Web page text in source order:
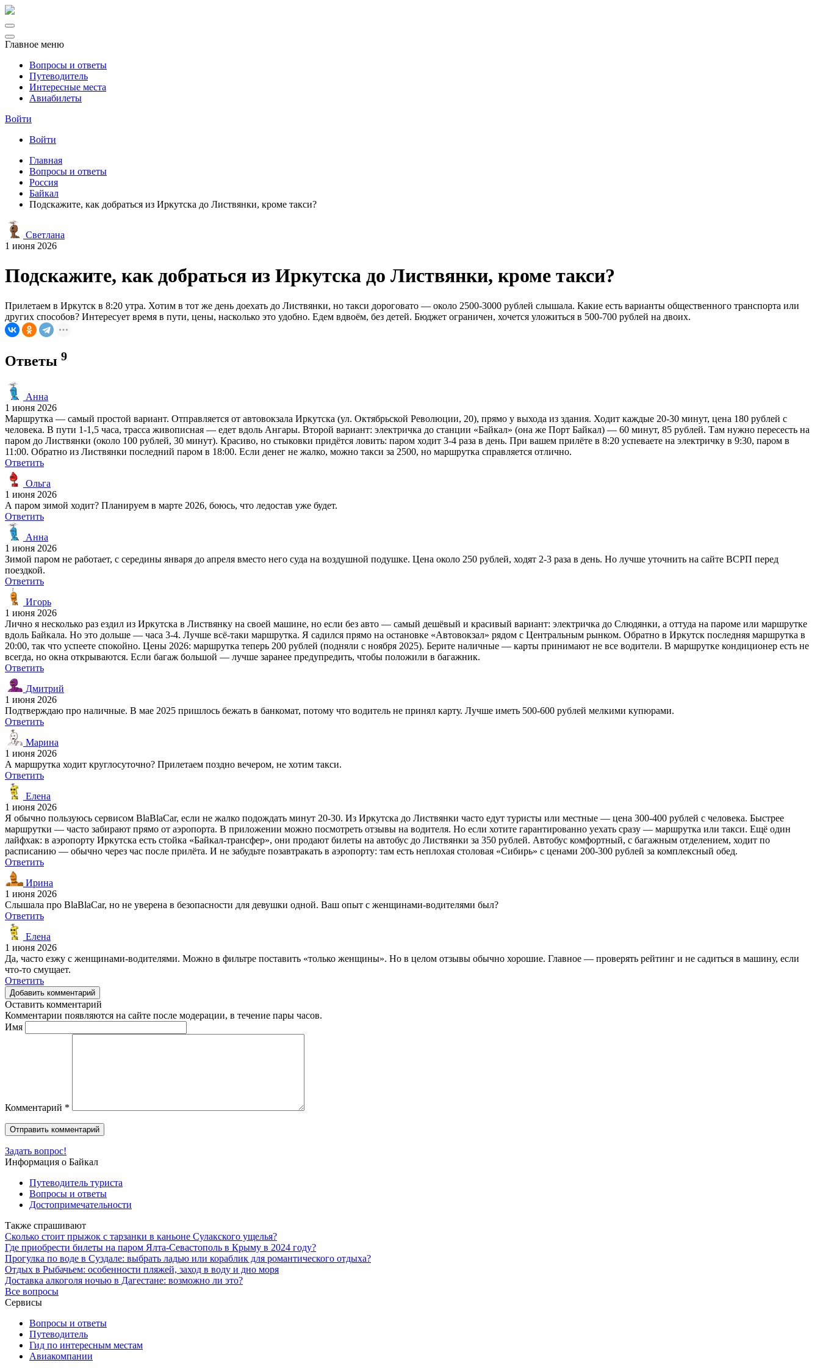
Главное меню
Вопросы и ответы
Путеводитель
Интересные места
Авиабилеты
Войти
Войти
Главная
Вопросы и ответы
Россия
Байкал
Подскажите, как добраться из Иркутска до Листвянки, кроме такси?
Светлана
1 июня 2026
Подскажите, как добраться из Иркутска до Листвянки, кроме такси?
Прилетаем в Иркутск в 8:20 утра. Хотим в тот же день доехать до Листвянки, но такси дороговато — около 2500-3000 рублей слышала. Какие есть варианты общественного транспорта или
других способов? Интересует время в пути, цены, насколько это удобно. Едем вдвоём, без детей. Бюджет ограничен, хочется уложиться в 500-700 рублей на двоих.
Ответы 9
Анна
1 июня 2026
Маршрутка — самый простой вариант. Отправляется от автовокзала Иркутска (ул. Октябрьской Революции, 20), прямо у выхода из здания. Ходит каждые 20-30 минут, цена 180 рублей с
человека. В пути 1-1,5 часа, трасса живописная — едет вдоль Ангары. Второй вариант: электричка до станции «Байкал» (она же Порт Байкал) — 60 минут, 85 рублей. Там нужно пересесть на
паром до Листвянки (около 100 рублей, 30 минут). Красиво, но стыковки придётся ловить: паром ходит 3-4 раза в день. При вашем прилёте в 8:20 успеваете на электричку в 9:30, паром в
11:00. Обратно из Листвянки последний паром в 18:00. Если денег не жалко, можно такси за 2500, но маршрутка справляется отлично.
Ответить
Ольга
1 июня 2026
А паром зимой ходит? Планируем в марте 2026, боюсь, что ледостав уже будет.
Ответить
Анна
1 июня 2026
Зимой паром не работает, с середины января до апреля вместо него суда на воздушной подушке. Цена около 250 рублей, ходят 2-3 раза в день. Но лучше уточнить на сайте ВСРП перед
поездкой.
Ответить
Игорь
1 июня 2026
Лично я несколько раз ездил из Иркутска в Листвянку на своей машине, но если без авто — самый дешёвый и красивый вариант: электричка до Слюдянки, а оттуда на пароме или маршрутке
вдоль Байкала. Но это дольше — часа 3-4. Лучше всё-таки маршрутка. Я садился прямо на остановке «Автовокзал» рядом с Центральным рынком. Обратно в Иркутск последняя маршрутка в
20:00, так что успеете спокойно. Цены 2026: маршрутка теперь 200 рублей (подняли с ноября 2025). Берите наличные — карты принимают не все водители. В маршрутке кондиционер есть не
всегда, но окна открываются. Если багаж большой — лучше заранее предупредить, чтобы положили в багажник.
Ответить
Дмитрий
1 июня 2026
Подтверждаю про наличные. В мае 2025 пришлось бежать в банкомат, потому что водитель не принял карту. Лучше иметь 500-600 рублей мелкими купюрами.
Ответить
Марина
1 июня 2026
А маршрутка ходит круглосуточно? Прилетаем поздно вечером, не хотим такси.
Ответить
Елена
1 июня 2026
Я обычно пользуюсь сервисом BlaBlaCar, если не жалко подождать минут 20-30. Из Иркутска до Листвянки часто едут туристы или местные — цена 300-400 рублей с человека. Быстрее
маршрутки — часто забирают прямо от аэропорта. В приложении можно посмотреть отзывы на водителя. Но если хотите гарантированно уехать сразу — маршрутка или такси. Ещё один
лайфхак: в аэропорту Иркутска есть стойка «Байкал-трансфер», они продают билеты на автобус до Листвянки за 350 рублей. Автобус комфортный, с багажным отделением, ходит по
расписанию — обычно через час после прилёта. И не забудьте позавтракать в аэропорту: там есть неплохая столовая «Сибирь» с ценами 200-300 рублей за комплексный обед.
Ответить
Ирина
1 июня 2026
Слышала про BlaBlaCar, но не уверена в безопасности для девушки одной. Ваш опыт с женщинами-водителями был?
Ответить
Елена
1 июня 2026
Да, часто езжу с женщинами-водителями. Можно в фильтре поставить «только женщины». Но в целом отзывы обычно хорошие. Главное — проверять рейтинг и не садиться в машину, если
что-то смущает.
Ответить
Добавить комментарий
Оставить комментарий
Комментарии появляются на сайте после модерации, в течение пары часов.
Имя
Комментарий *
Задать вопрос!
Информация о Байкал
Путеводитель туриста
Вопросы и ответы
Достопримечательности
Также спрашивают
Сколько стоит прыжок с тарзанки в каньоне Сулакского ущелья?
Где приобрести билеты на паром Ялта-Севастополь в Крыму в 2024 году?
Прогулка по воде в Суздале: выбрать ладью или кораблик для романтического отдыха?
Отдых в Рыбачьем: особенности пляжей, заход в воду и дно моря
Доставка алкоголя ночью в Дагестане: возможно ли это?
Все вопросы
Сервисы
Вопросы и ответы
Путеводитель
Гид по интересным местам
Авиакомпании